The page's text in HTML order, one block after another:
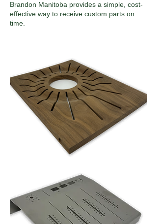
Brandon Manitoba provides a simple, cost-
effective way to receive custom parts on
time.